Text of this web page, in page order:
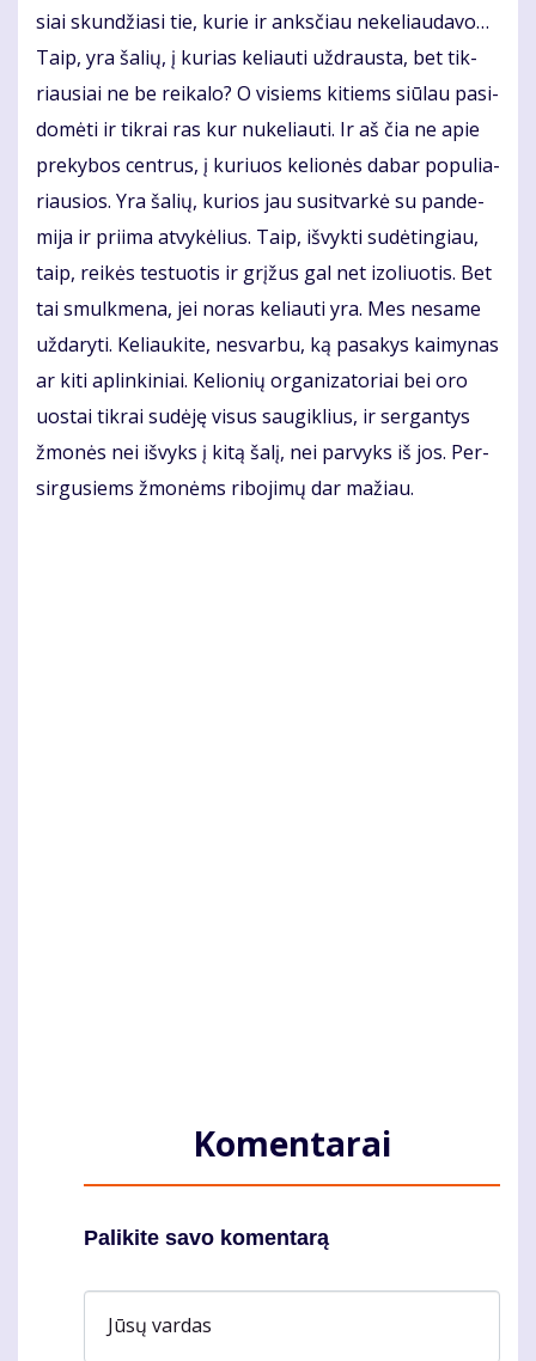
siai skun­džia­si tie, ku­rie ir anks­čiau ne­ke­liau­da­vo…
Taip, yra ša­lių, į ku­rias ke­liau­ti už­draus­ta, bet tik­
riau­siai ne be rei­ka­lo? O vi­siems ki­tiems siū­lau pa­si­
do­mė­ti ir tik­rai ras kur nu­ke­liau­ti. Ir aš čia ne apie
pre­ky­bos cen­trus, į ku­riuos ke­lio­nės da­bar po­pu­lia­
riau­sios. Yra ša­lių, ku­rios jau su­si­tvar­kė su pan­de­
mi­ja ir pri­ima at­vy­kė­lius. Taip, iš­vyk­ti su­dė­tin­giau,
taip, rei­kės te­stuo­tis ir grį­žus gal net izo­liuo­tis. Bet
tai smul­kme­na, jei no­ras ke­liau­ti yra. Mes ne­sa­me
už­da­ry­ti. Ke­liau­ki­te, ne­svar­bu, ką pa­sa­kys kai­my­nas
ar ki­ti ap­lin­ki­niai. Ke­lio­nių or­ga­ni­za­to­riai bei oro
uos­tai tik­rai su­dė­ję vi­sus sau­gik­lius, ir ser­gan­tys
žmo­nės nei iš­vyks į ki­tą ša­lį, nei par­vyks iš jos. Per­
sir­gu­siems žmo­nėms ri­bo­ji­mų dar ma­žiau.
Komentarai
Palikite savo komentarą
Jūsų vardas